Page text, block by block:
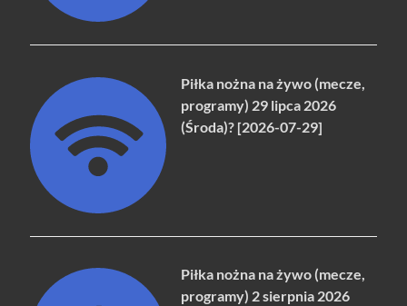
Piłka nożna na żywo (mecze,
programy) 29 lipca 2026
(Środa)? [2026-07-29]
Piłka nożna na żywo (mecze,
programy) 2 sierpnia 2026